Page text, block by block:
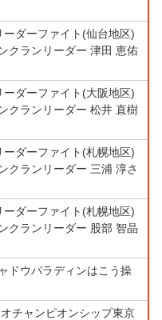
ダーファイト(仙台地区)
クランリーダー 津田 恵佑
ダーファイト(大阪地区)
クランリーダー 松井 直樹
ダーファイト(札幌地区)
クランリーダー 三浦 淳さ
ダーファイト(札幌地区)
クランリーダー 股部 智晶
ドウパラディンはこう操
チャンピオンシップ東京